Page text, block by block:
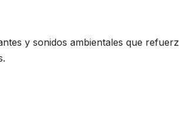
y sonidos ambientales que